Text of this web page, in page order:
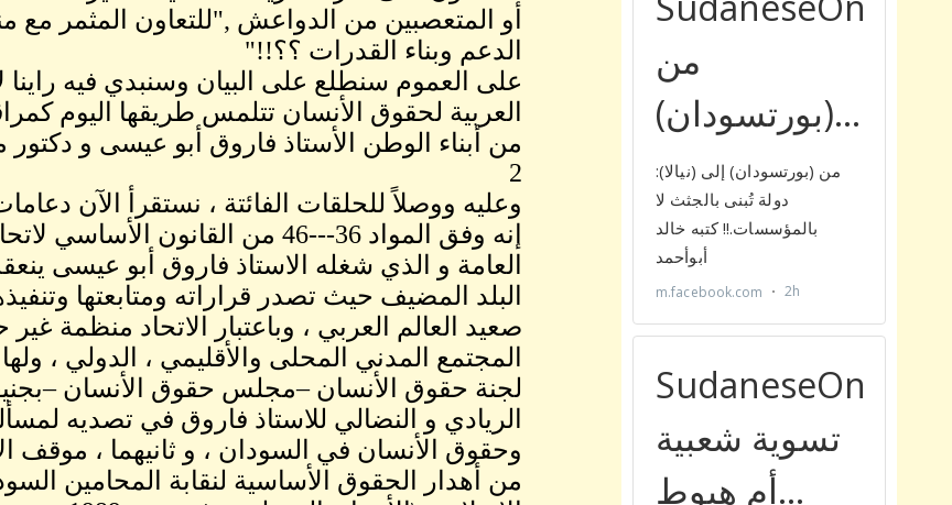
أو المتعصبين من الدواعش ,"للتعاون المثمر
الدعم وبناء القدرات ؟؟!!"
على العموم سنطلع على البيان وسنبدي فيه
العربية لحقوق الأنسان تتلمس طريقها اليوم
من أبناء الوطن الأستاذ فاروق أبو عيسى و
2
وعليه ووصلاً للحلقات الفائتة ، نستقرأ الآن
إنه وفق المواد 36---46 من القانون
العامة و الذي شغله الاستاذ فاروق أبو عيسى
البلد المضيف حيث تصدر قراراته ومتابعتها
صعيد العالم العربي ، وباعتبار الاتحاد منظمة
المجتمع المدني المحلى والأقليمي ، الدولي ،
لجنة حقوق الأنسان –مجلس حقوق الأنسان
الريادي و النضالي للاستاذ فاروق في تصديه
وحقوق الأنسان في السودان ، و ثانيهما ، موقف
من أهدار الحقوق الأساسية لنقابة المحامين